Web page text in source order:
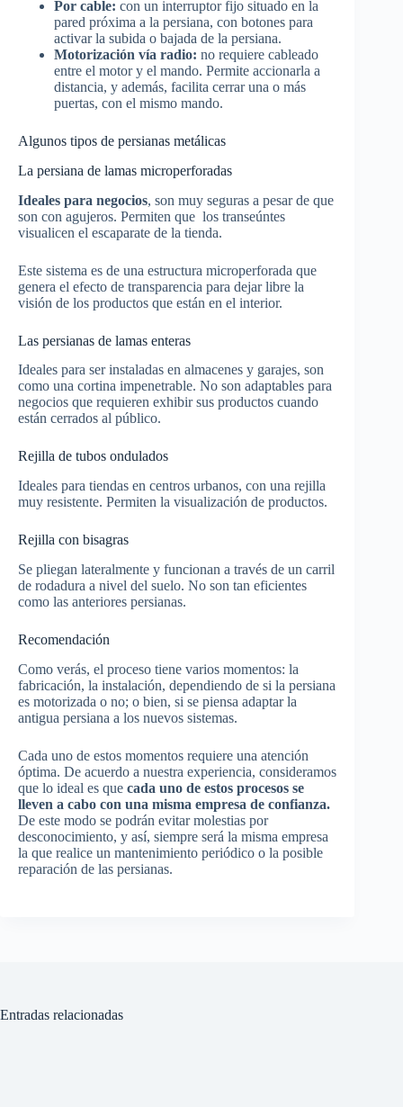
Por cable: con un interruptor fijo situado en la
pared próxima a la persiana, con botones para
activar la subida o bajada de la persiana.
Motorización vía radio: no requiere cableado
entre el motor y el mando. Permite accionarla a
distancia, y además, facilita cerrar una o más
puertas, con el mismo mando.
Algunos tipos de persianas metálicas
La persiana de lamas microperforadas
Ideales para negocios, son muy seguras a pesar de que
son con agujeros. Permiten que los transeúntes
visualicen el escaparate de la tienda.
Este sistema es de una estructura microperforada que
genera el efecto de transparencia para dejar libre la
visión de los productos que están en el interior.
Las persianas de lamas enteras
Ideales para ser instaladas en almacenes y garajes, son
como una cortina impenetrable. No son adaptables para
negocios que requieren exhibir sus productos cuando
están cerrados al público.
Rejilla de tubos ondulados
Ideales para tiendas en centros urbanos, con una rejilla
muy resistente. Permiten la visualización de productos.
Rejilla con bisagras
Se pliegan lateralmente y funcionan a través de un carril
de rodadura a nivel del suelo. No son tan eficientes
como las anteriores persianas.
Recomendación
Como verás, el proceso tiene varios momentos: la
fabricación, la instalación, dependiendo de si la persiana
es motorizada o no; o bien, si se piensa adaptar la
antigua persiana a los nuevos sistemas.
Cada uno de estos momentos requiere una atención
óptima. De acuerdo a nuestra experiencia, consideramos
que lo ideal es que cada uno de estos procesos se
lleven a cabo con una misma empresa de confianza.
De este modo se podrán evitar molestias por
desconocimiento, y así, siempre será la misma empresa
la que realice un mantenimiento periódico o la posible
reparación de las persianas.
Entradas relacionadas